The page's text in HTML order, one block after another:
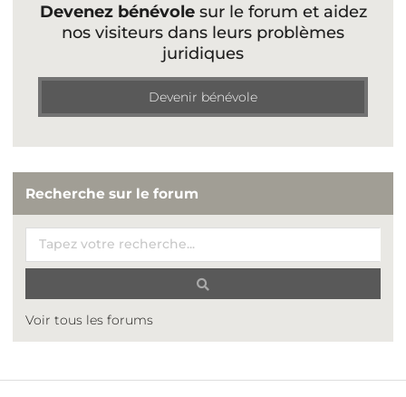
Devenez bénévolesur le forum et aidez
nos visiteurs dans leurs problèmes
juridiques
Devenir bénévole
Recherche sur le forum
Voir tous les forums